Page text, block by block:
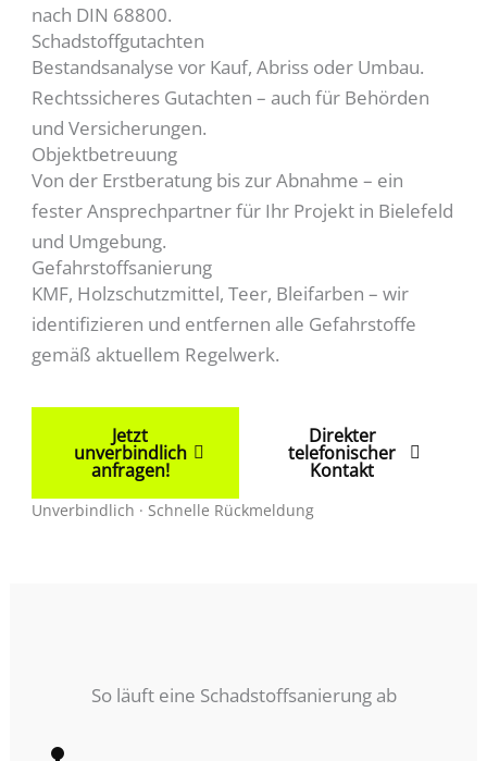
nach DIN 68800.
Schadstoffgutachten
Bestandsanalyse vor Kauf, Abriss oder Umbau.
Rechtssicheres Gutachten – auch für Behörden
und Versicherungen.
Objektbetreuung
Von der Erstberatung bis zur Abnahme – ein
fester Ansprechpartner für Ihr Projekt in Bielefeld
und Umgebung.
Gefahrstoffsanierung
KMF, Holzschutzmittel, Teer, Bleifarben – wir
identifizieren und entfernen alle Gefahrstoffe
gemäß aktuellem Regelwerk.
Jetzt
unverbindlich
anfragen!
Direkter
telefonischer
Kontakt
Unverbindlich · Schnelle Rückmeldung
So läuft eine Schadstoffsanierung ab